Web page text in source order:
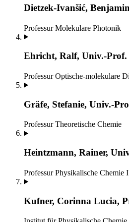
Dietzek-Ivanšić,
Professur Molekulare Photonik
Ehricht, Ralf, Univ.-Prof.
Professur Optische-molekulare
Gräfe, Stefanie, Univ.-
Professur Theoretische Chemie
Heintzmann, Rainer,
Professur Physikalische
Kufner, Corinna Lucia,